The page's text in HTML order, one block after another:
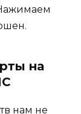
на
нам не